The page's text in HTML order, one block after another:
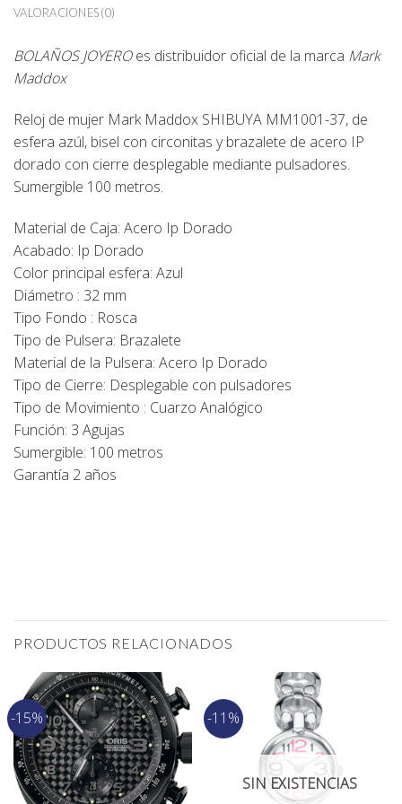
VALORACIONES (0)
BOLAÑOS JOYEROes distribuidor oficial de la marca Mark
Maddox
Reloj de mujer Mark Maddox SHIBUYA MM1001-37, de
esfera azúl, bisel con circonitas y brazalete de acero IP
dorado con cierre desplegable mediante pulsadores.
Sumergible 100 metros.
Material de Caja: Acero Ip Dorado
Acabado: Ip Dorado
Color principal esfera: Azul
Diámetro : 32 mm
Tipo Fondo : Rosca
Tipo de Pulsera: Brazalete
Material de la Pulsera: Acero Ip Dorado
Tipo de Cierre: Desplegable con pulsadores
Tipo de Movimiento : Cuarzo Analógico
Función: 3 Agujas
Sumergible: 100 metros
Garantía 2 años
PRODUCTOS RELACIONADOS
-15% -11%
SIN EXISTENCIAS